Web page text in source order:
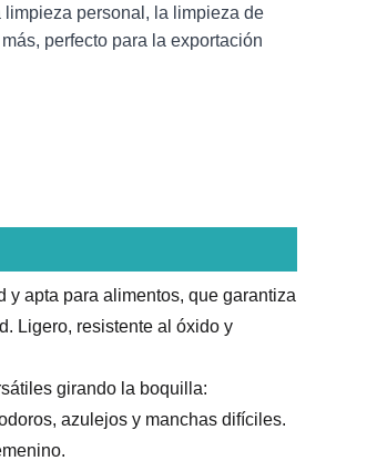
personal, la limpieza de
perfecto para la exportación
y apta para alimentos, que garantiza
Ligero, resistente al óxido y
girando la boquilla:
azulejos y manchas difíciles.